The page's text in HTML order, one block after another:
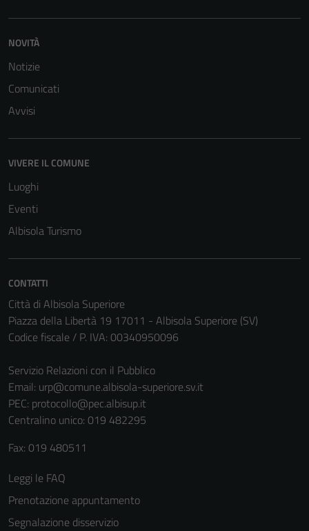
NOVITÀ
Notizie
Comunicati
Avvisi
VIVERE IL COMUNE
Luoghi
Eventi
Albisola Turismo
CONTATTI
Città di Albisola Superiore
Piazza della Libertà 19 17011 - Albisola Superiore (SV)
Codice fiscale / P. IVA: 00340950096
Servizio Relazioni con il Pubblico
Email: urp@comune.albisola-superiore.sv.it
PEC: protocollo@pec.albisup.it
Centralino unico: 019 482295
Fax: 019 480511
Leggi le FAQ
Prenotazione appuntamento
Segnalazione disservizio